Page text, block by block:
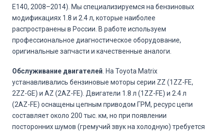
E140, 2008–2014). Мы специализируемся на бензиновых
модификациях 1.8 и 2.4 л, которые наиболее
распространены в России. В работе используем
профессиональное диагностическое оборудование,
оригинальные запчасти и качественные аналоги.
Обслуживание двигателей . На Toyota Matrix
устанавливались бензиновые моторы серии ZZ (1ZZ-FE,
2ZZ-GE) и AZ (2AZ-FE). Двигатели 1.8 л (1ZZ-FE) и 2.4 л
(2AZ-FE) оснащены цепным приводом ГРМ, ресурс цепи
составляет около 200 тыс. км, но при появлении
посторонних шумов (гремучий звук на холодную) требуется